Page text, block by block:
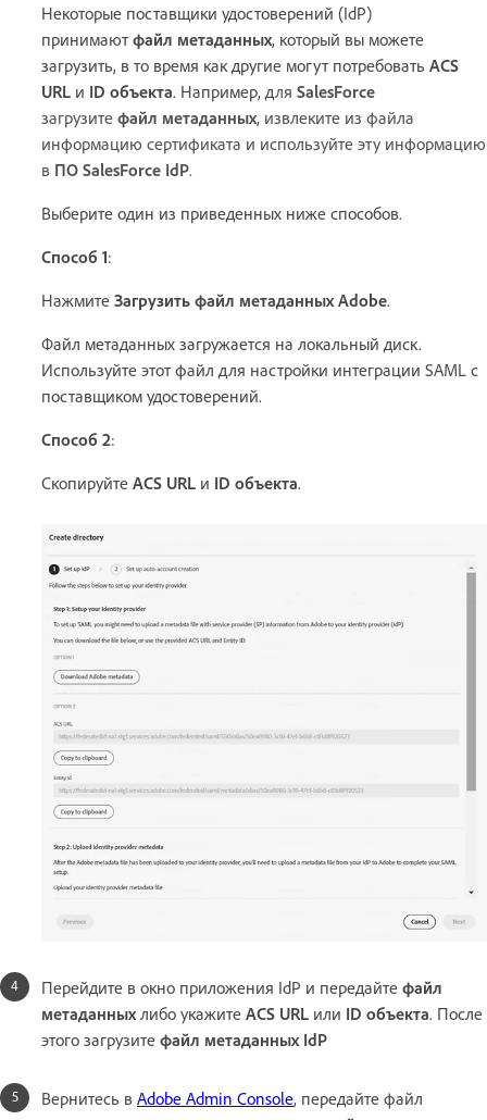
Некоторые поставщики удостоверений (IdP)
принимаютфайл метаданных, который вы можете
загрузить, в то время как другие могут потребовать ACS
URL и ID объекта. Например, для SalesForce
загрузите файл метаданных, извлеките из файла
информацию сертификата и используйте эту информацию
в ПО SalesForce IdP.
Выберите один из приведенных ниже способов.
Способ 1:
Нажмите Загрузить файл метаданных Adobe.
Файл метаданных загружается на локальный диск.
Используйте этот файл для настройки интеграции SAML с
поставщиком удостоверений.
Способ 2:
Скопируйте ACS URL и ID объекта.
Перейдите в окно приложения IdP и передайте файл
метаданныхлибо укажите ACS URL или ID объекта. После
этого загрузите файл метаданных IdP
Вернитесь в Adobe Admin Console, передайте файл